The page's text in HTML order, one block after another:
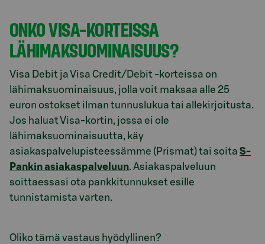
ONKO VISA-KORTEISSA
LÄHIMAKSUOMINAISUUS?
Visa Debit ja Visa Credit/Debit -korteissa on
lähimaksuominaisuus, jolla voit maksaa alle 25
euron ostokset ilman tunnuslukua tai allekirjoitusta.
Jos haluat Visa-kortin, jossa ei ole
lähimaksuominaisuutta, käy
asiakaspalvelupisteessämme (Prismat) tai soita S-
Pankin asiakaspalveluun. Asiakaspalveluun
soittaessasi ota pankkitunnukset esille
tunnistamista varten.
Oliko tämä vastaus hyödyllinen?